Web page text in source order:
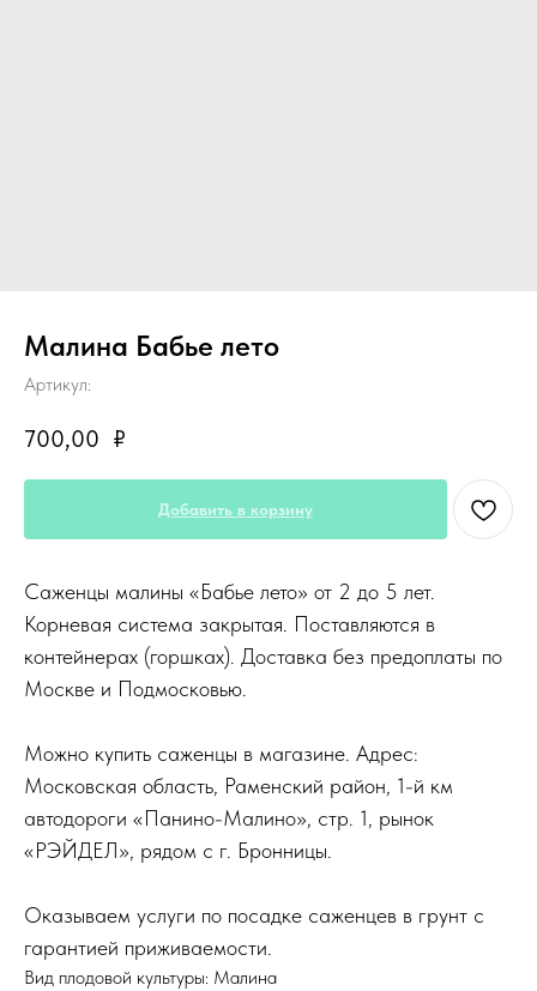
Малина Бабье лето
Артикул:
700,00 ₽
Добавить в корзину
Саженцы малины «Бабье лето» от 2 до 5 лет.
Корневая система закрытая. Поставляются в
контейнерах (горшках). Доставка без предоплаты по
Москве и Подмосковью.
Можно купить саженцы в магазине. Адрес:
Московская область, Раменский район, 1-й км
автодороги «Панино-Малино», стр. 1, рынок
«РЭЙДЕЛ», рядом с г. Бронницы.
Оказываем услуги по посадке саженцев в грунт с
гарантией приживаемости.
Вид плодовой культуры: Малина